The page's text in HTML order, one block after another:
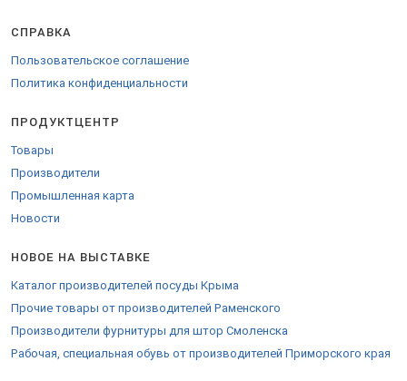
СПРАВКА
Пользовательское соглашение
Политика конфиденциальности
ПРОДУКТЦЕНТР
Товары
Производители
Промышленная карта
Новости
НОВОЕ НА ВЫСТАВКЕ
Каталог производителей посуды Крыма
Прочие товары от производителей Раменского
Производители фурнитуры для штор Смоленска
Рабочая, специальная обувь от производителей Приморского края